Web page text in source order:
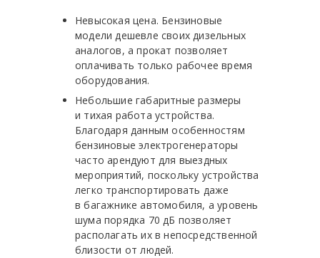
Невысокая цена. Бензиновые
модели дешевле своих дизельных
аналогов, а прокат позволяет
оплачивать только рабочее время
оборудования.
Небольшие габаритные размеры
и тихая работа устройства.
Благодаря данным особенностям
бензиновые электрогенераторы
часто арендуют для выездных
мероприятий, поскольку устройства
легко транспортировать даже
в багажнике автомобиля, а уровень
шума порядка 70 дБ позволяет
располагать их в непосредственной
близости от людей.